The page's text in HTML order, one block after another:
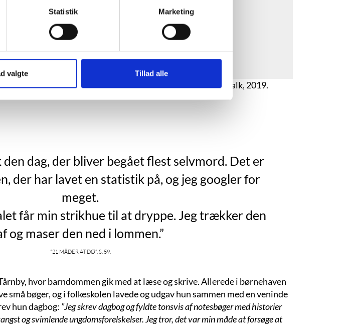
Statistik Marketing
valgte Tillad alle
Opdater samtykke
Vælg "Tillad alle"
og det ubevidstes betydning for skriften. Litt Talk, 2019.
den dag, der bliver begået flest selvmord. Det er
der har lavet en statistik på, og jeg googler for
meget.
får min strikhue til at dryppe. Jeg trækker den
og maser den ned i lommen.”
”21 måder at dø”, s. 59.
hvor barndommen gik med at læse og skrive. Allerede i børnehaven
små bøger, og i folkeskolen lavede og udgav hun sammen med en veninde
hun dagbog: ”Jeg skrev dagbog og fyldte tonsvis af notesbøger med historier
og svimlende ungdomsforelskelser. Jeg tror, det var min måde at forsøge at